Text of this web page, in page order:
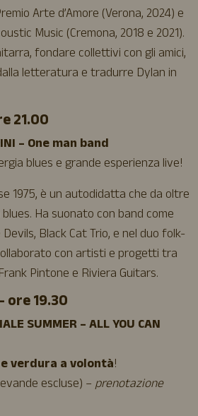
Arte d’Amore (Verona, 2024) e
Music (Cremona, 2018 e 2021).
fondare collettivi con gli amici,
letteratura e tradurre Dylan in
21.00
– One man band
blues e grande esperienza live!
1975, è un autodidatta che da oltre
Ha suonato con band come
Black Cat Trio, e nel duo folk-
con artisti e progetti tra
Pintone e Riviera Guitars.
ore 19.30
SUMMER – ALL YOU CAN
verdura a volontà!
escluse) –prenotazione